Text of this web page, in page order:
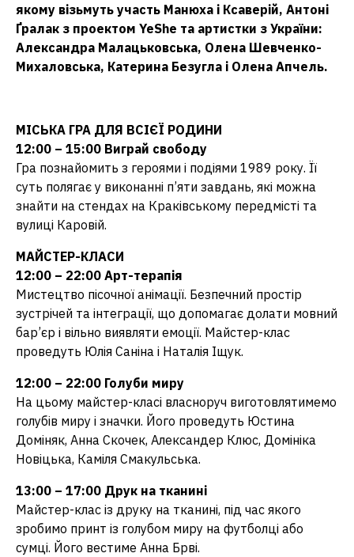
якому візьмуть участь Манюха і Ксаверій, Антоні
Ґралак з проектом YeShe та артистки з України:
Александра Малацьковська, Олена Шевченко-
Михаловська, Катерина Безугла і Олена Апчель.
МІСЬКА ГРА ДЛЯ ВСІЄЇ РОДИНИ
12:00 – 15:00 Виграй свободу
Гра познайомить з героями і подіями 1989 року. Її
суть полягає у виконанні п’яти завдань, які можна
знайти на стендах на Краківському передмісті та
вулиці Каровій.
МАЙСТЕР-КЛАСИ
12:00 – 22:00 Арт-терапія
Мистецтво пісочної анімації. Безпечний простір
зустрічей та інтеграції, що допомагає долати мовний
бар’єр і вільно виявляти емоції. Майстер-клас
проведуть Юлія Саніна і Наталія Іщук.
12:00 – 22:00 Голуби миру
На цьому майстер-класі власноруч виготовлятимемо
голубів миру і значки. Його проведуть Юстина
Доміняк, Анна Скочек, Александер Клюс, Домініка
Новіцька, Каміля Смакульська.
13:00 – 17:00 Друк на тканині
Майстер-клас із друку на тканині, під час якого
зробимо принт із голубом миру на футболці або
сумці. Його вестиме Анна Брві.